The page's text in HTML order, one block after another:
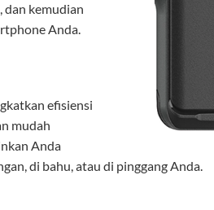
dan kemudian
Anda.
efisiensi
mudah
Anda
di bahu, atau di pinggang Anda.